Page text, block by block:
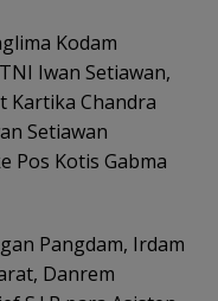
Kodam
Iwan Setiawan,
Kartika Chandra
Setiawan
Pos Kotis Gabma
Pangdam, Irdam
Danrem